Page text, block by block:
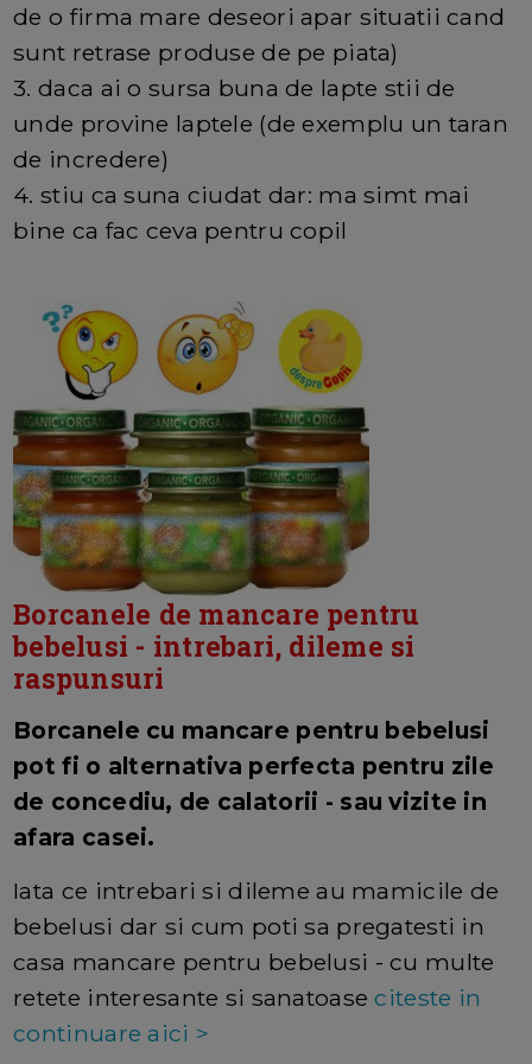
de o firma mare deseori apar situatii cand
sunt retrase produse de pe piata)
3. daca ai o sursa buna de lapte stii de
unde provine laptele (de exemplu un taran
de incredere)
4. stiu ca suna ciudat dar: ma simt mai
bine ca fac ceva pentru copil
Borcanele de mancare pentru
bebelusi - intrebari, dileme si
raspunsuri
Borcanele cu mancare pentru bebelusi
pot fi o alternativa perfecta pentru zile
de concediu, de calatorii - sau vizite in
afara casei.
Iata ce intrebari si dileme au mamicile de
bebelusi dar si cum poti sa pregatesti in
casa mancare pentru bebelusi - cu multe
retete interesante si sanatoaseciteste in
continuare aici >